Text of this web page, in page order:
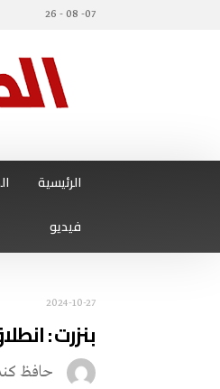
07- 08 - 26
الرئيسية
فيديو
2024-10-27
بنزرت :
حافظ